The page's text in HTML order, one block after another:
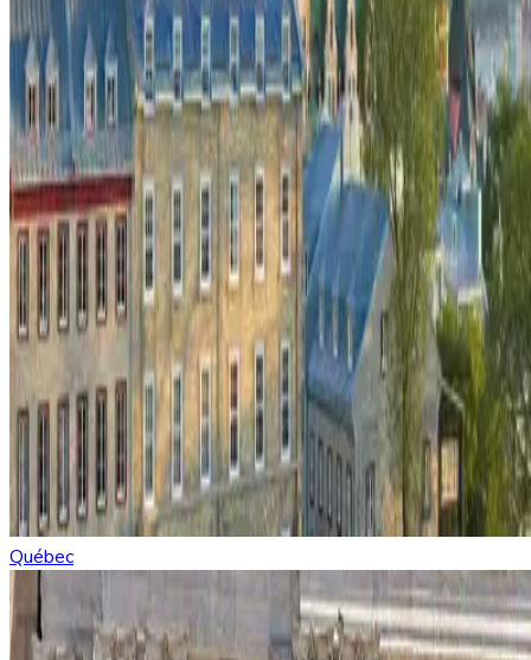
Québec